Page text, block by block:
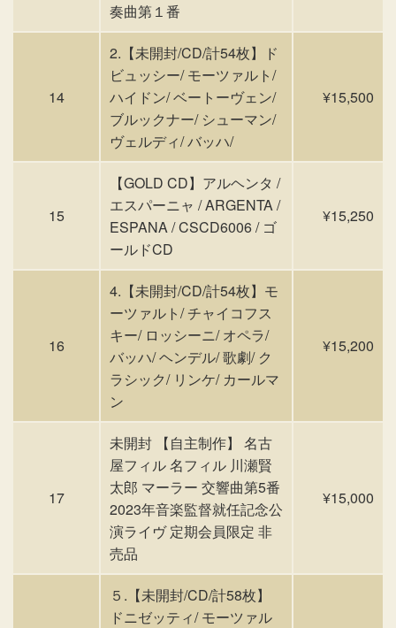
奏曲第１番
14
2.【未開封/CD/計54枚】ド
ビュッシー/ モーツァルト/
ハイドン/ ベートーヴェン/
ブルックナー/ シューマン/
ヴェルディ/ バッハ/
¥15,500
15
【GOLD CD】アルヘンタ /
エスパーニャ / ARGENTA /
ESPANA / CSCD6006 / ゴ
ールドCD
¥15,250
16
4.【未開封/CD/計54枚】モ
ーツァルト/ チャイコフス
キー/ ロッシーニ/ オペラ/
バッハ/ ヘンデル/ 歌劇/ ク
ラシック/ リンケ/ カールマ
ン
¥15,200
17
未開封 【自主制作】 名古
屋フィル 名フィル 川瀬賢
太郎 マーラー 交響曲第5番
2023年音楽監督就任記念公
演ライヴ 定期会員限定 非
売品
¥15,000
５.【未開封/CD/計58枚】
ドニゼッティ/ モーツァル